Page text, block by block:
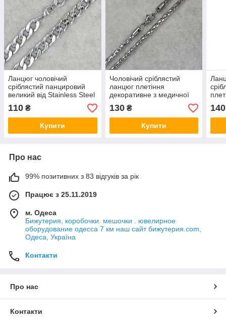
Ланцюг чоловічий
сріблястий панцировий
великий від Stainless Steel
із медичної сталі довжина
60 см ширина 8 мм
110 ₴
Купити
Чоловічий сріблястий
ланцюг плетіння
декоративне з медичної
сталі від Stainless Steel
довжина 60 см ширина 4
мм
130₴
Купити
мм
140
Про нас
99% позитивних з 83 відгуків за рік
Працює з 25.11.2019
м. Одеса
Бижутерия, коробочки. мешочки . ювелирное
оборудование одесса 7 км наш сайт бижутерия.com,
Одеса, Україна
Контакти
Про нас
Контакти